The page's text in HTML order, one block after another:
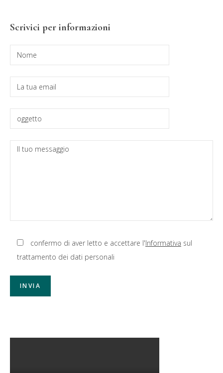
Barra
laterale
primaria
Scrivici per informazioni
confermo di aver letto e accettare l'Informativa sul
trattamento dei dati personali